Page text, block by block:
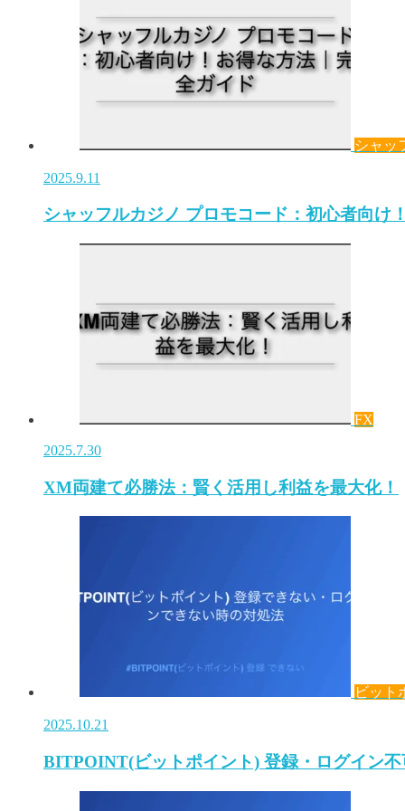
シャッ
2025.9.11
シャッフルカジノ プロモコード：初心者向け！
FX
2025.7.30
XM両建て必勝法：賢く活用し利益を最大化！
ビット
2025.10.21
BITPOINT(ビットポイント) 登録・ログイン不